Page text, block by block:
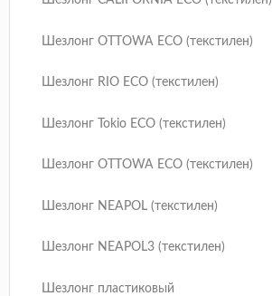
Шезлонг OTTOWA ECO (текстилен)
Шезлонг RIO ECO (текстилен)
Шезлонг Tokio ECO (текстилен)
Шезлонг OTTOWA ECO (текстилен)
Шезлонг NEAPOL (текстилен)
Шезлонг NEAPOL3 (текстилен)
Шезлонг пластиковый